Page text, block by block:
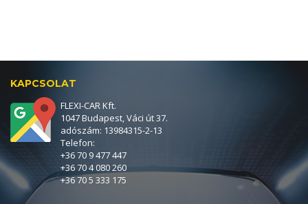
KAPCSOLAT
FLEXI-CAR Kft.
1047 Budapest, Váci út 37.
adószám: 13984315-2-13
Telefon:
+36 70 9 477 447
+36 70 4 080 260
+36 70 5 333 175